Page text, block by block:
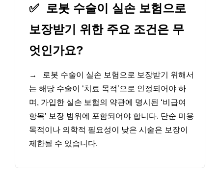
✅ 로봇 수술이 실손 보험으로
보장받기 위한 주요 조건은 무
엇인가요?
→
로봇 수술이 실손 보험으로 보장받기 위해서
는 해당 수술이 ‘치료 목적’으로 인정되어야 하
며, 가입한 실손 보험의 약관에 명시된 ‘비급여
항목’ 보장 범위에 포함되어야 합니다. 단순 미용
목적이나 의학적 필요성이 낮은 시술은 보장이
제한될 수 있습니다.